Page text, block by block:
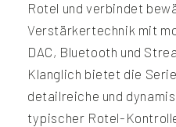
Rotel und verbindet
Verstärkertechnik mit
DAC, Bluetooth und
Klanglich bietet die
detailreiche und
typischer Rotel-